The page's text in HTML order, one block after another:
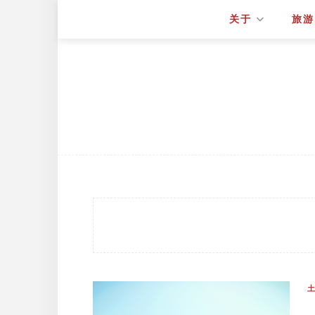
关于 旅游